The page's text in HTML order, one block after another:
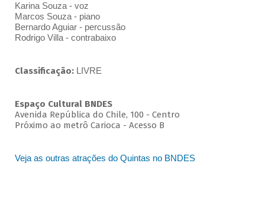
Karina Souza - voz
Marcos Souza - piano
Bernardo Aguiar - percussão
Rodrigo Villa - contrabaixo
Classificação: LIVRE
Espaço Cultural BNDES
Avenida República do Chile, 100 - Centro
Próximo ao metrô Carioca - Acesso B
Veja as outras atrações do Quintas no BNDES